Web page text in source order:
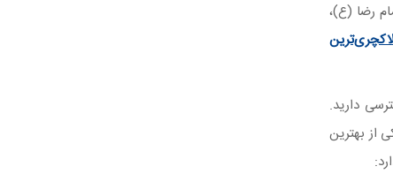
رضا (ع)،
دارید.
از بهترین